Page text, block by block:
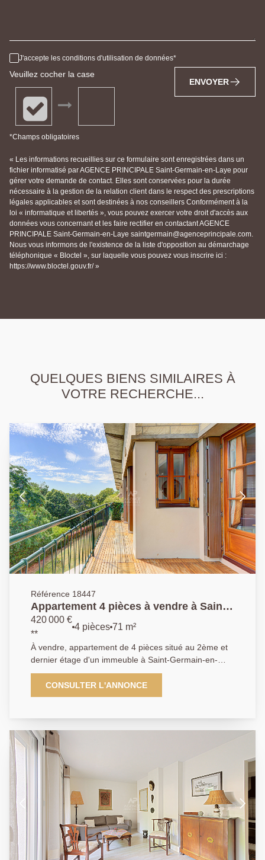
J'accepte les conditions d'utilisation de données
Veuillez cocher la case
*Champs obligatoires
ENVOYER
« Les informations recueillies sur ce formulaire sont enregistrées dans un
fichier informatisé par AGENCE PRINCIPALE Saint-Germain-en-Laye pour
gérer votre demande de contact. Elles sont conservées pour la durée
nécessaire à la gestion de la relation client dans le respect des prescriptions
légales applicables et sont destinées à nos conseillers Conformément à la
loi « informatique et libertés », vous pouvez exercer votre droit d'accès aux
données vous concernant et les faire rectifier en contactant AGENCE
PRINCIPALE Saint-Germain-en-Laye saintgermain@agenceprincipale.com.
Nous vous informons de l'existence de la liste d'opposition au démarchage
téléphonique « Bloctel », sur laquelle vous pouvez vous inscrire ici :
https://www.bloctel.gouv.fr/ »
QUELQUES BIENS SIMILAIRES À
VOTRE RECHERCHE...
Référence 18447
Appartement 4 pièces à vendre à Saint-
Germain-en-Laye
420 000 €
**
4 pièces 71 m²
À vendre, appartement de 4 pièces situé au 2ème et
dernier étage d'un immeuble à Saint-Germain-en-
Laye. Ce bien comprend ; Une entrée une cuisine
séparée , un salon séjour donnant sur un balcon
spacieux, 2 chambres, (possibilité de troisième
Cave et un place de parking complètent ce bien
offrant un cadre de vie agréable et fonctionnel. Ne
manquez pas cette opportunité d'acquérir un
appartement confortable dans un quartier dynamique
et bien desservi.
CONSULTER L'ANNONCE